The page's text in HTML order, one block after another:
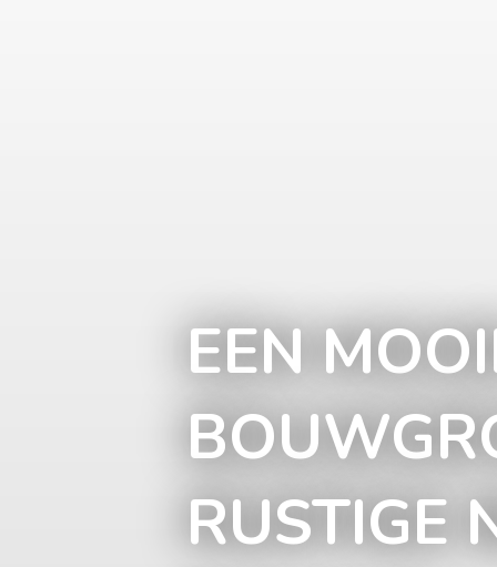
EEN
RUSTIGE